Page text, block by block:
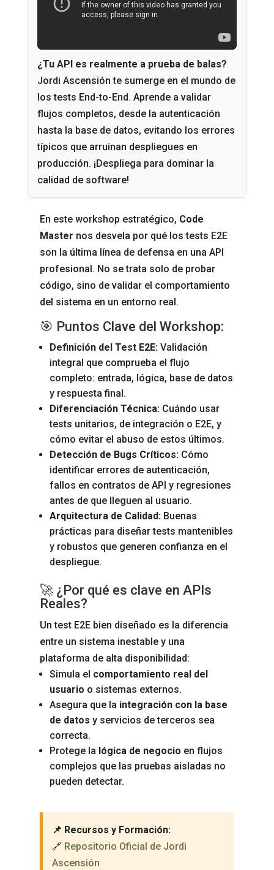
¿Tu API es realmente a prueba de balas?
Jordi Ascensión te sumerge en el mundo de
los tests End-to-End. Aprende a validar
flujos completos, desde la autenticación
hasta la base de datos, evitando los errores
típicos que arruinan despliegues en
producción. ¡Despliega para dominar la
calidad de software!
En este workshop estratégico, Code
Master nos desvela por qué los tests E2E
son la última línea de defensa en una API
profesional. No se trata solo de probar
código, sino de validar el comportamiento
del sistema en un entorno real.
🎯 Puntos Clave del Workshop:
Definición del Test E2E:Validación
integral que comprueba el flujo
completo: entrada, lógica, base de datos
y respuesta final.
Diferenciación Técnica:Cuándo usar
tests unitarios, de integración o E2E, y
cómo evitar el abuso de estos últimos.
Detección de Bugs Críticos:Cómo
identificar errores de autenticación,
fallos en contratos de API y regresiones
antes de que lleguen al usuario.
Arquitectura de Calidad:Buenas
prácticas para diseñar tests mantenibles
y robustos que generen confianza en el
despliegue.
🚀 ¿Por qué es clave en APIs
Reales?
Un test E2E bien diseñado es la diferencia
entre un sistema inestable y una
plataforma de alta disponibilidad:
Simula el comportamiento real del
usuario o sistemas externos.
Asegura que la integración con la base
de datos y servicios de terceros sea
correcta.
Protege la lógica de negocio en flujos
complejos que las pruebas aisladas no
pueden detectar.
📌 Recursos y Formación:
🔗 Repositorio Oficial de Jordi
Ascensión